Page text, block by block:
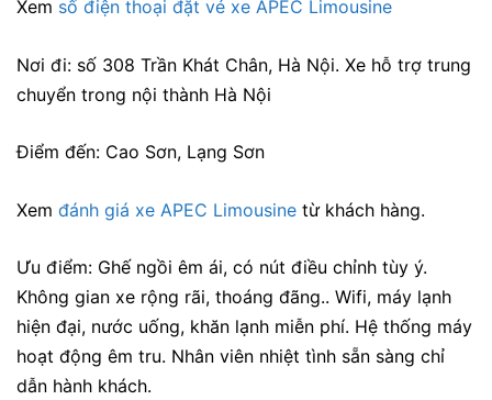
Xem số điện thoại đặt vé xe APEC Limousine
Nơi đi: số 308 Trần Khát Chân, Hà Nội. Xe hỗ trợ trung
chuyển trong nội thành Hà Nội
Điểm đến: Cao Sơn, Lạng Sơn
Xem đánh giá xe APEC Limousine từ khách hàng.
Ưu điểm: Ghế ngồi êm ái, có nút điều chỉnh tùy ý.
Không gian xe rộng rãi, thoáng đãng.. Wifi, máy lạnh
hiện đại, nước uống, khăn lạnh miễn phí. Hệ thống máy
hoạt động êm tru. Nhân viên nhiệt tình sẵn sàng chỉ
dẫn hành khách.